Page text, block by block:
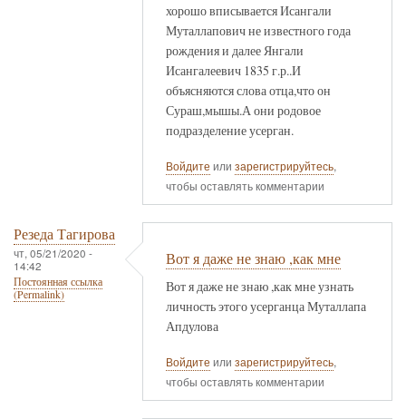
хорошо вписывается Исангали
Муталлапович не известного года
рождения и далее Янгали
Исангалеевич 1835 г.р..И
объясняются слова отца,что он
Сураш,мышы.А они родовое
подразделение усерган.
Войдите или зарегистрируйтесь,
чтобы оставлять комментарии
Резеда Тагирова
чт, 05/21/2020 -
14:42
Постоянная ссылка
(Permalink)
Вот я даже не знаю ,как мне
Вот я даже не знаю ,как мне узнать
личность этого усерганца Муталлапа
Апдулова
Войдите или зарегистрируйтесь,
чтобы оставлять комментарии